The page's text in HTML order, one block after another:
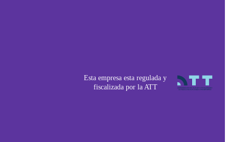
Esta empresa esta regulada y
fiscalizada por la ATT